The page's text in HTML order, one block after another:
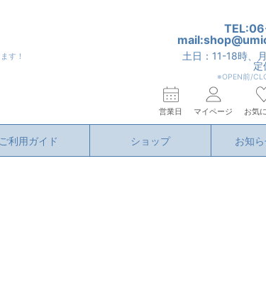
す！
土日：11-18時、
定
※OPEN前/
営業日 マイページ お気
ご利用ガイド ショップ お知